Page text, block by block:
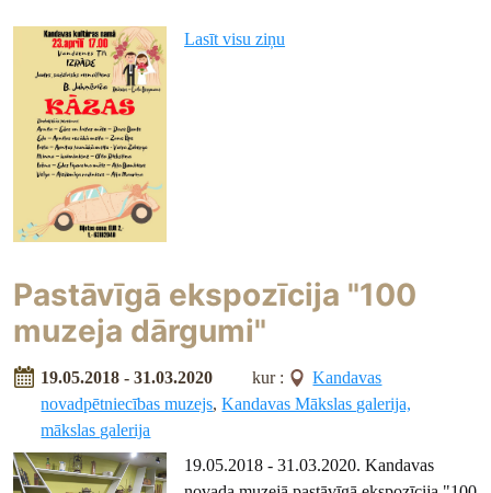
Lasīt visu ziņu
Pastāvīgā ekspozīcija "100
muzeja dārgumi"
19.05.2018 - 31.03.2020 kur :
Kandavas
novadpētniecības muzejs,Kandavas Mākslas galerija,
mākslas galerija
19.05.2018 - 31.03.2020. Kandavas